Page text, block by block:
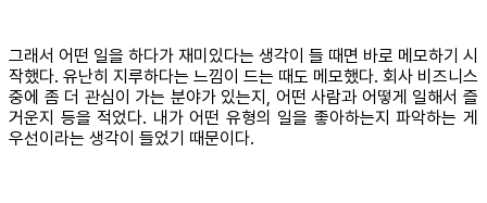
그래서 어떤 일을 하다가 재미있다는 생각이 들 때면 바로 메모하기 시
작했다. 유난히 지루하다는 느낌이 드는 때도 메모했다. 회사 비즈니스
중에 좀 더 관심이 가는 분야가 있는지, 어떤 사람과 어떻게 일해서 즐
거운지 등을 적었다. 내가 어떤 유형의 일을 좋아하는지 파악하는 게
우선이라는 생각이 들었기 때문이다.